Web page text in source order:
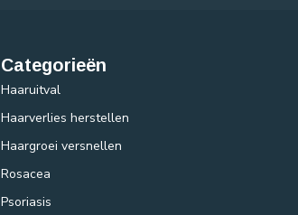
Categorieën
Haaruitval
Haarverlies herstellen
Haargroei versnellen
Rosacea
Psoriasis